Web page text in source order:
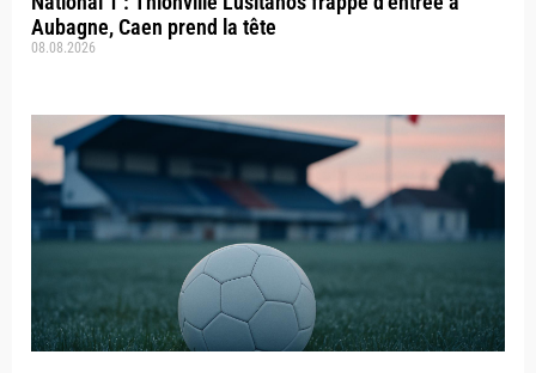
Aubagne, Caen prend la tête
08.08.2026